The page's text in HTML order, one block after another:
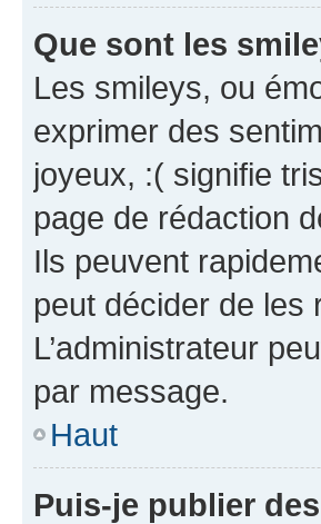
Que sont les
Les smileys, ou
exprimer des
joyeux, :( signifie
page de rédaction
Ils peuvent
peut décider de les
L’administrateur
par message.
Haut
Puis-je publier